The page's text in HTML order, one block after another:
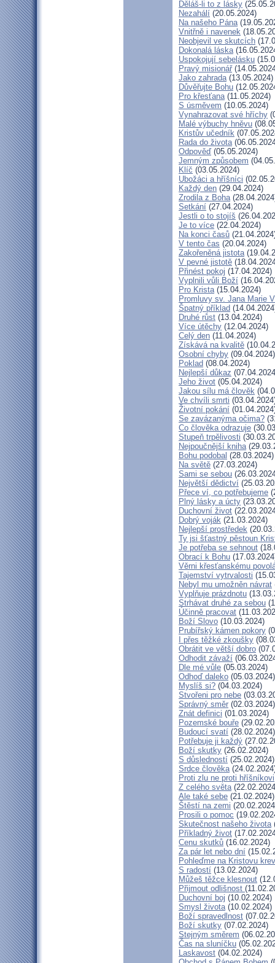
Děláš-li to z lásky
Nezahálí (20.05.2024)
Na našeho Pána
Vnitřně i navenek
Neobjevil ve skutcích
Dokonalá láska
Uspokojují sebelásku
Pravý misionář
Jako zahrada(13.05.2024)
Důvěřujte Bohu
Pro křesťana(11.05.2024)
S úsměvem (10.05.2024)
Vynahrazovat své hříchy
Malé výbuchy hněvu
Kristův učedník
Rada do života
Odpověď (05.05.2024)
Jemným způsobem
Klíč (03.05.2024)
Ubožáci a hříšníci
Každý den (29.04.2024)
Zrodila z Boha
Setkání (27.04.2024)
Jestli o to stojíš
Je to více (22.04.2024)
Na konci časů
V tento čas (20.04.2024)
Zakořeněná jistota
V pevné jistotě
Přinést pokoj (17.04.2024)
Vyplnili vůli Boží
Pro Krista(15.04.2024)
Promluvy sv. Jana Marie
Špatný příklad
Druhé růst (13.04.2024)
Více útěchy (12.04.2024)
Celý den (11.04.2024)
Získává na kvalitě
Osobní chyby (09.04.2024)
Poklad (08.04.2024)
Nejlepší důkaz
Jeho život (05.04.2024)
Jakou sílu má člověk
Ve chvíli smrti
Životní pokání
Se zavázanýma očima?
Co člověka odrazuje
Stupeň trpělivosti
Nejpoučnější kniha
Bohu podobal (28.03.2024)
Na světě (27.03.2024)
Sami se sebou
Největší dědictví
Přece ví, co potřebujeme
Plný lásky a úcty
Duchovní život
Dobrý voják (21.03.2024)
Nejlepší prostředek
Ty jsi šťastný pěstoun
Je potřeba se sehnout
Obrací k Bohu
Věrni křesťanskému
Tajemství vytrvalosti
Nebyl mu umožněn návrat
Vyplňuje prázdnotu
Strhávat druhé za sebou
Účinně pracovat
Boží Slovo (10.03.2024)
Prubířský kámen pokory
I přes těžké zkoušky
Obrátit ve větší dobro
Odhodit závaží
Dle mé vůle (05.03.2024)
Odhoď daleko (05.03.2024)
Myslíš si? (04.03.2024)
Stvořeni pro nebe
Správný směr (02.03.2024)
Znát definici (01.03.2024)
Pozemské bouře
Budoucí svatí (28.02.2024)
Potřebuje ji každý
Boží skutky (26.02.2024)
S důsledností (25.02.2024)
Srdce člověka
Proti zlu ne proti hříšníkovi
Z celého světa
Ale také sebe (21.02.2024)
Štěstí na zemi
Prosili o pomoc
Skutečnost našeho života
Příkladný život
Cenu skutků (16.02.2024)
Za pár let nebo dní
Pohleďme na Kristovu krev
S radostí (13.02.2024)
Můžeš těžce klesnout
Přijmout odlišnost
Duchovní boj (10.02.2024)
Smysl života(10.02.2024)
Boží spravedlnost
Boží skutky (07.02.2024)
Stejným směrem
Čas na sluníčku
Laskavost (04.02.2024)